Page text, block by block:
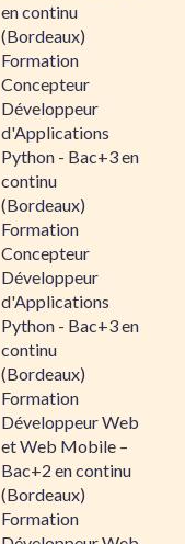
en continu
(Bordeaux)
Formation
Concepteur
Développeur
d'Applications
Python - Bac+3 en
continu
(Bordeaux)
Formation
Concepteur
Développeur
d'Applications
Python - Bac+3 en
continu
(Bordeaux)
Formation
Développeur Web
et Web Mobile –
Bac+2 en continu
(Bordeaux)
Formation